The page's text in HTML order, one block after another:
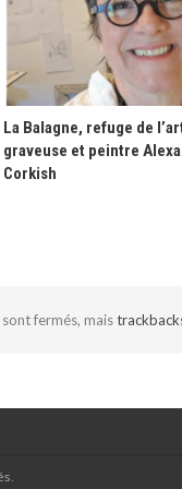
La Balagne, refuge de
graveuse et peintre
Corkish
fermés, mais